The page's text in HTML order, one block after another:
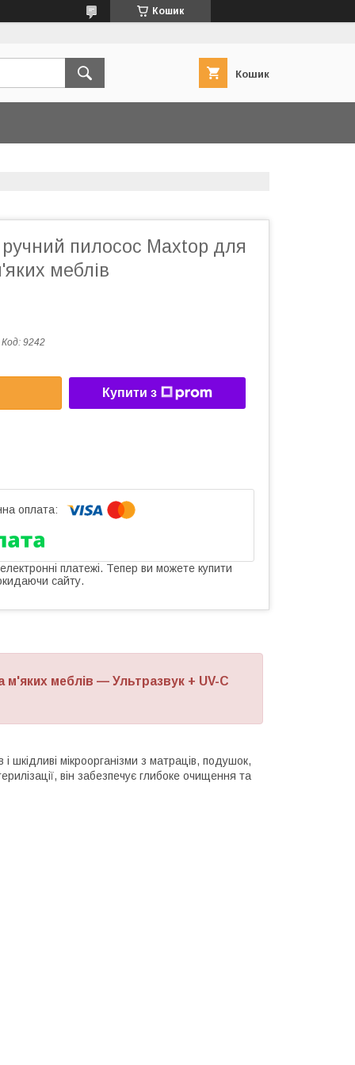
Кошик
Кошик
пилосос Maxtop для
меблів
Код: 9242
Купити з
платежі. Тепер ви можете купити
сайту.
меблів — Ультразвук + UV-C
мікроорганізми з матраців, подушок,
він забезпечує глибоке очищення та